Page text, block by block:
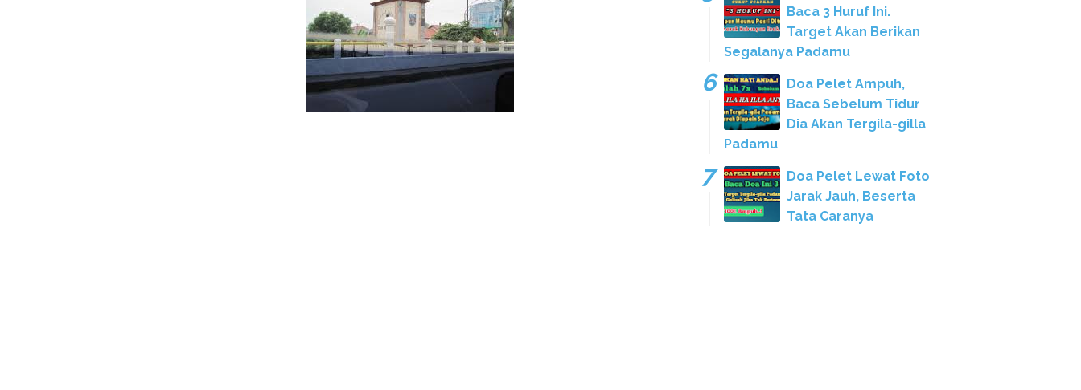
Baca 3 Huruf Ini.
Target Akan Berikan
Segalanya Padamu
Doa Pelet Ampuh,
Baca Sebelum Tidur
Dia Akan Tergila-gilla
Padamu
Doa Pelet Lewat Foto
Jarak Jauh, Beserta
Tata Caranya